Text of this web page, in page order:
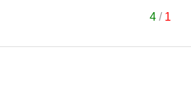
4/ 1